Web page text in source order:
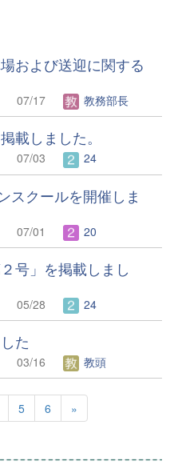
および送迎に関する
07/17 教務部長
載しました。
07/03 24
クールを開催しま
07/01 20
号」を掲載しまし
05/28 24
た
03/16 教頭
5 6 »